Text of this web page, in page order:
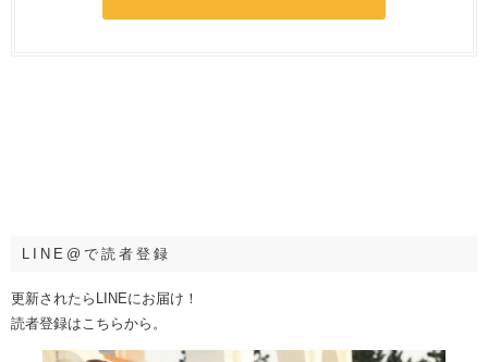
LINE@で読者登録
更新されたらLINEにお届け！
読者登録はこちらから。